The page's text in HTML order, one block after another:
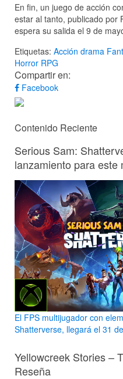
En fin, un juego de acción
estar al tanto, publicado por
espera su salida el 9 de
Etiquetas: Acción drama
Horror RPG
Compartir en:
Facebook
Contenido Reciente
Serious Sam:
lanzamiento para este
El FPS multijugador con
Shatterverse, llegará el 31
Yellowcreek Stories –
Reseña